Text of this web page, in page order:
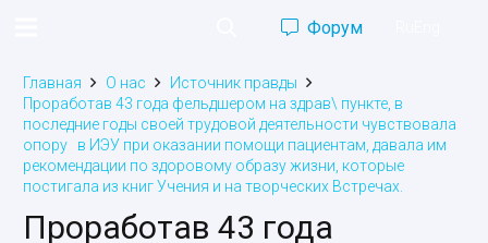
Форум
Главная О нас
Источник правды
Проработав 43 года фельдшером на здрав\ пункте, в
последние годы своей трудовой деятельности чувствовала
опору в ИЭУ при оказании помощи пациентам, давала им
рекомендации по здоровому образу жизни, которые
постигала из книг Учения и на творческих Встречах.
Проработав 43 года